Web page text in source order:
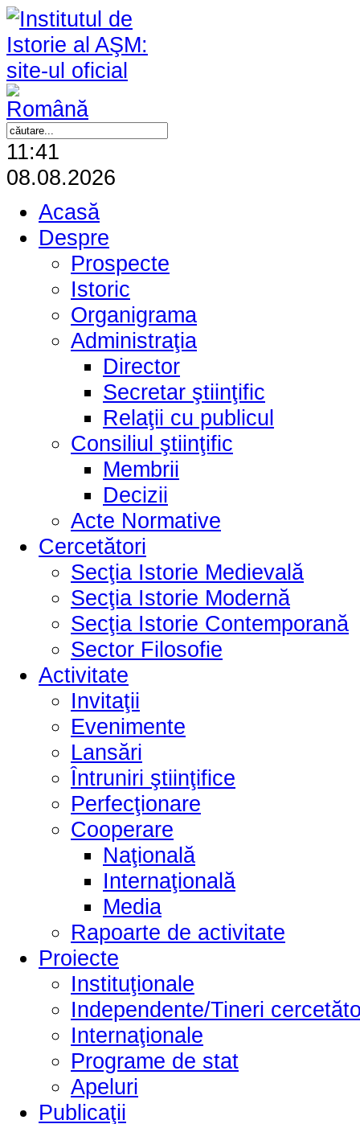
11:41
08.08.2026
Acasă
Despre
Prospecte
Istoric
Organigrama
Administraţia
Director
Secretar ştiinţific
Relaţii cu publicul
Consiliul ştiinţific
Membrii
Decizii
Acte Normative
Cercetători
Secţia Istorie Medievală
Secţia Istorie Modernă
Secţia Istorie Contemporană
Sector Filosofie
Activitate
Invitaţii
Evenimente
Lansări
Întruniri ştiinţifice
Perfecţionare
Cooperare
Naţională
Internaţională
Media
Rapoarte de activitate
Proiecte
Instituţionale
Independente/Tineri
Internaţionale
Programe de stat
Apeluri
Publicaţii